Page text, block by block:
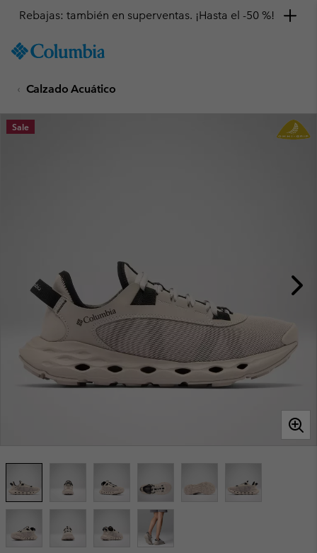
TO
SKIP
MAIN
NAV
Rebajas: también en superventas. ¡Hasta el -50 %!
Calzado Acuático
Sale